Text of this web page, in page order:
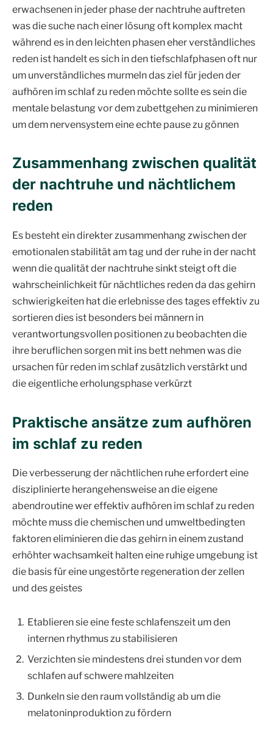
erwachsenen in jeder phase der nachtruhe auftreten
was die suche nach einer lösung oft komplex macht
während es in den leichten phasen eher verständliches
reden ist handelt es sich in den tiefschlafphasen oft nur
um unverständliches murmeln das ziel für jeden der
aufhören im schlaf zu reden möchte sollte es sein die
mentale belastung vor dem zubettgehen zu minimieren
um dem nervensystem eine echte pause zu gönnen
Zusammenhang zwischen qualität
der nachtruhe und nächtlichem
reden
Es besteht ein direkter zusammenhang zwischen der
emotionalen stabilität am tag und der ruhe in der nacht
wenn die qualität der nachtruhe sinkt steigt oft die
wahrscheinlichkeit für nächtliches reden da das gehirn
schwierigkeiten hat die erlebnisse des tages effektiv zu
sortieren dies ist besonders bei männern in
verantwortungsvollen positionen zu beobachten die
ihre beruflichen sorgen mit ins bett nehmen was die
ursachen für reden im schlaf zusätzlich verstärkt und
die eigentliche erholungsphase verkürzt
Praktische ansätze zum aufhören
im schlaf zu reden
Die verbesserung der nächtlichen ruhe erfordert eine
disziplinierte herangehensweise an die eigene
abendroutine wer effektiv aufhören im schlaf zu reden
möchte muss die chemischen und umweltbedingten
faktoren eliminieren die das gehirn in einem zustand
erhöhter wachsamkeit halten eine ruhige umgebung ist
die basis für eine ungestörte regeneration der zellen
und des geistes
Etablieren sie eine feste schlafenszeit um den
internen rhythmus zu stabilisieren
Verzichten sie mindestens drei stunden vor dem
schlafen auf schwere mahlzeiten
Dunkeln sie den raum vollständig ab um die
melatoninproduktion zu fördern